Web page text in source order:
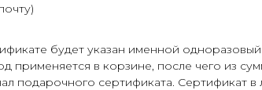
будет указан именной одноразовый
применяется в корзине, после чего из
подарочного сертификата. Сертификат